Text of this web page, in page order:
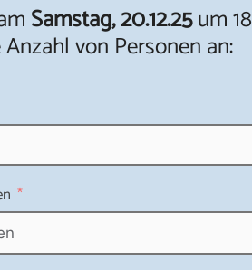
Samstag, 20.12.25um 18
von Personen an: